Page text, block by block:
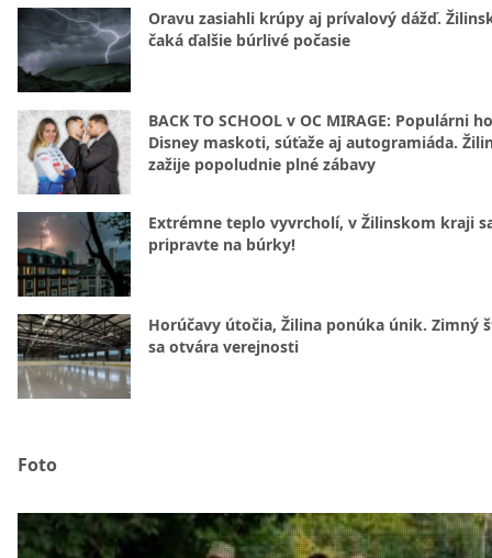
Oravu zasiahli krúpy aj prívalový dážď.
čaká ďalšie búrlivé počasie
BACK TO SCHOOL v OC MIRAGE: Populárni
Disney maskoti, súťaže aj autogramiáda.
zažije popoludnie plné zábavy
Extrémne teplo vyvrcholí, v Žilinskom kraji
pripravte na búrky!
Horúčavy útočia, Žilina ponúka únik. Zimný
sa otvára verejnosti
Foto